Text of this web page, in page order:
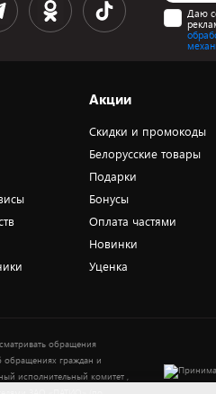
Даю
Акции
Скидки и промокоды
Белорусские товары
Подарки
Бонусы
Оплата частями
Новинки
Уценка
обращения
обращениях граждан и
исполнительный комитет ,